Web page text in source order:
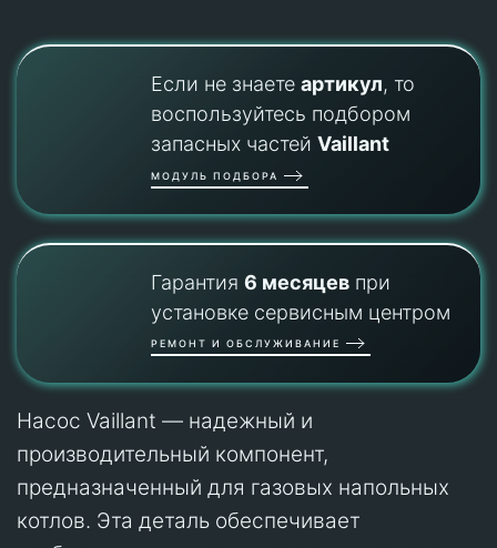
Если не знаете артикул, то
воспользуйтесь подбором
запасных частей Vaillant
МОДУЛЬ ПОДБОРА
Гарантия 6 месяцевпри
установке сервисным центром
РЕМОНТ И ОБСЛУЖИВАНИЕ
Насос Vaillant — надежный и
производительный компонент,
предназначенный для газовых напольных
котлов. Эта деталь обеспечивает